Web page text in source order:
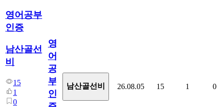
영어공부
인증
남산골선
비
15
1
0
영
어
공
부
인
남산골선비 26.08.05 15 1 0